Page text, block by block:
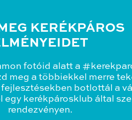
KERÉKPÁROS
fotóid alatt a
meg a többiekkel merre
botlottál a
egy kerékpárosklub által
rendezvényen.